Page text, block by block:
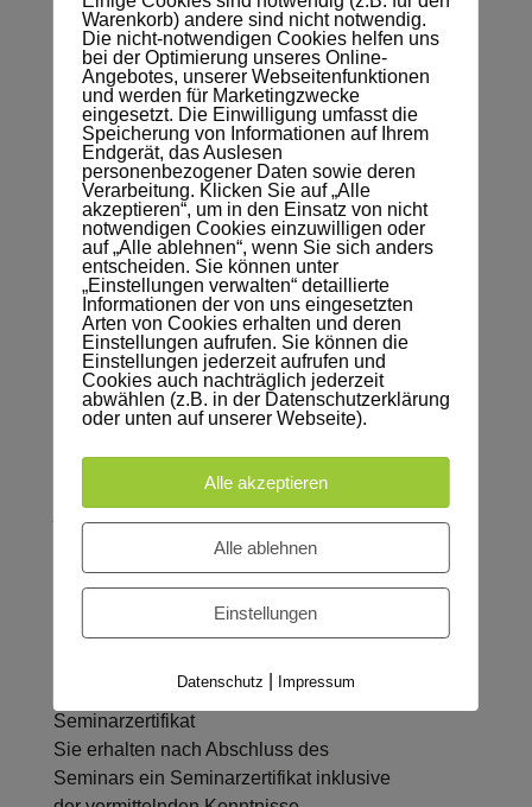
Vermittlung der Theorie in Kombination
mit der Bearbeitung von praxisnahen
Beispielen.
Seminarunterlagen
Sie erhalten zu jedem Seminar die
passenden Unterlagen oder passende
Fachliteratur.
Technische Umgebung
Der Arbeitsplatz ist mit hochwertigen
und leistungsstarken PCs sowie
Virtuellen Maschinen ausgestattet.
Ebenso sind die Monitore
Höhenverstellbar.
Seminarumgebung
Alle Systeme werden individuell vor
jedem Seminar neu aufgesetzt.
Seminarmaterialien
Sie erhalten einen DIN A4 Schreibblock
mit passenden Stiften sowie eine
Seminarmappe zum Abheften der
Seminarsunterlagen.
Seminarzertifikat
Sie erhalten nach Abschluss des
Seminars ein Seminarzertifikat inklusive
Warenkorb) andere sind nicht notwendig.
Die nicht-notwendigen Cookies helfen uns
bei der Optimierung unseres Online-
Angebotes, unserer Webseitenfunktionen
und werden für Marketingzwecke
eingesetzt. Die Einwilligung umfasst die
Speicherung von Informationen auf Ihrem
Endgerät, das Auslesen
personenbezogener Daten sowie deren
Verarbeitung. Klicken Sie auf „Alle
akzeptieren“, um in den Einsatz von nicht
notwendigen Cookies einzuwilligen oder
auf „Alle ablehnen“, wenn Sie sich anders
entscheiden. Sie können unter
„Einstellungen verwalten“ detaillierte
Informationen der von uns eingesetzten
Arten von Cookies erhalten und deren
Einstellungen aufrufen. Sie können die
Einstellungen jederzeit aufrufen und
Cookies auch nachträglich jederzeit
abwählen (z.B. in der Datenschutzerklärung
oder unten auf unserer Webseite).
Alle akzeptieren
Alle ablehnen
Einstellungen
Datenschutz Impressum